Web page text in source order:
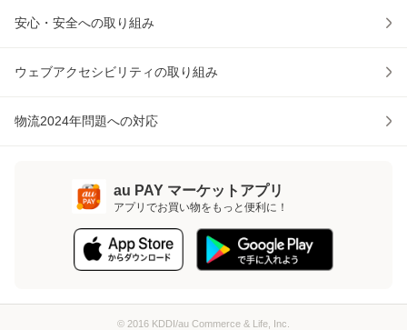
安心・安全への取り組み
ウェブアクセシビリティの取り組み
物流2024年問題への対応
au PAY マーケットアプリ
アプリでお買い物をもっと便利に！
© 2016 KDDI/au Commerce & Life, Inc.